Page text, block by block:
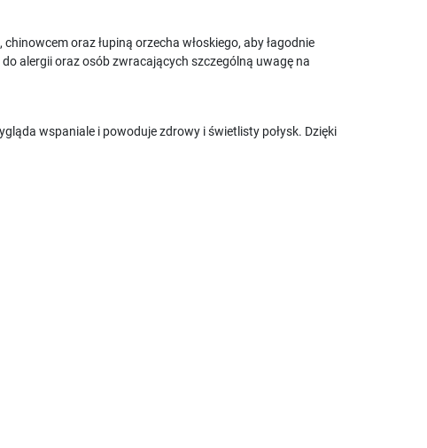
oraz łupiną orzecha włoskiego, aby łagodnie
alergii oraz osób zwracających szczególną uwagę na
wspaniale i powoduje zdrowy i świetlisty połysk. Dzięki